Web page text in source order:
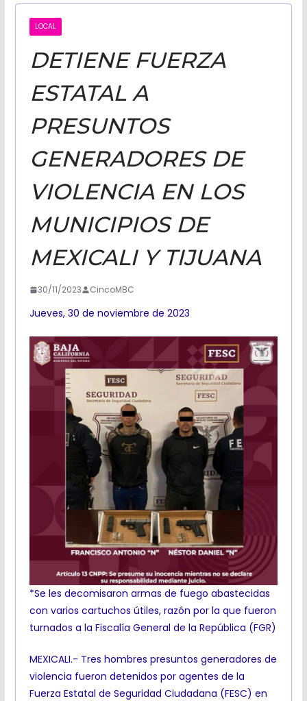
NOTICIAS
LOCAL
DETIENE FUERZA
ESTATAL A
PRESUNTOS
GENERADORES DE
VIOLENCIA EN LOS
MUNICIPIOS DE
MEXICALI Y TIJUANA
30/11/2023 CincoMBC
Jueves, 30 de noviembre de 2023
*Se les decomisaron armas de fuego abastecidas
con varios cartuchos útiles, razón por la que fueron
turnados a la Fiscalía General de la República (FGR)
MEXICALI.- Tres hombres presuntos generadores de
violencia fueron detenidos por agentes de la
Fuerza Estatal de Seguridad Ciudadana (FESC) en